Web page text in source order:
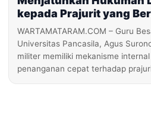
kepada Prajurit yang
WARTAMATARAM.COM – Guru
Universitas Pancasila, Agus
militer memiliki mekanisme
penanganan cepat terhadap